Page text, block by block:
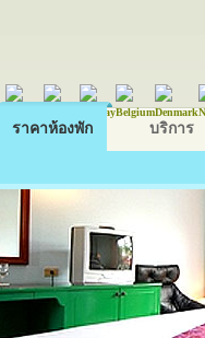
ราคาห้องพัก บริการ